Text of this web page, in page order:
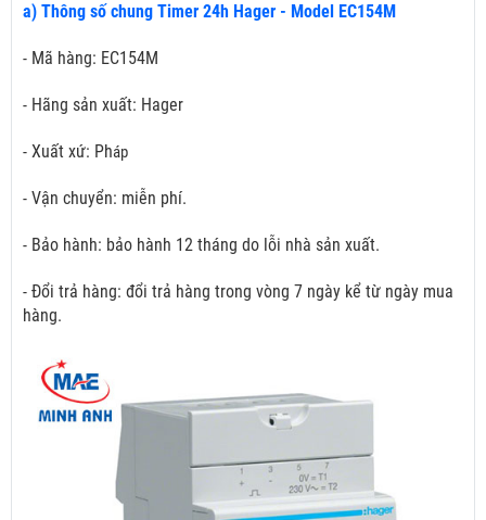
a) Thông số chung Timer 24h Hager - Model EC154M
- Mã hàng: EC154M
- Hãng sản xuất: Hager
- Xuất xứ: Pháp
- Vận chuyển: miễn phí.
- Bảo hành: bảo hành 12 tháng do lỗi nhà sản xuất.
- Đổi trả hàng: đổi trả hàng trong vòng 7 ngày kể từ ngày mua
hàng.